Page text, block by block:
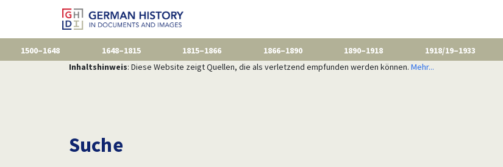
1500–1648 1648–1815 1815–1866 1866–1890 1890–1918 1918/19–1933
Inhaltshinweis: Diese Website zeigt Quellen, die als verletzend empfunden werden können. Mehr...
Suche